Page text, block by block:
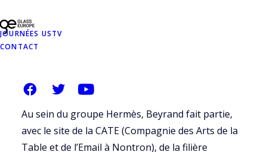
JOURNÉES USTV
CONTACT
En 2022, afin de répondre aux défis de création et
d’innovation ainsi qu’à un contexte de croissance,
décoration sur porcelaine.
Au sein du groupe Hermès, Beyrand fait partie,
avec le site de la CATE (Compagnie des Arts de la
Table et de l’Email à Nontron), de la filière